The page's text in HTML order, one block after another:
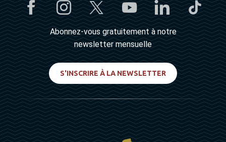
Abonnez-vous gratuitement à notre
newsletter mensuelle
S'INSCRIRE À LA NEWSLETTER